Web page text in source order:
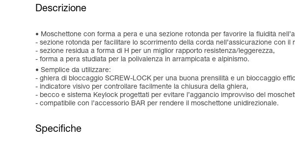
Descrizione
Moschettone con forma a pera e una sezione rotonda per favorire la fluidità
- sezione rotonda per facilitare lo scorrimento della corda nell’assicurazione con il
- sezione residua a forma di H per un miglior rapporto resistenza/leggerezza,
- forma a pera studiata per la polivalenza in arrampicata e alpinismo.
Semplice da utilizzare:
- ghiera di bloccaggio SCREW-LOCK per una buona prensilità e un bloccaggio
- indicatore visivo per controllare facilmente la chiusura della ghiera,
- becco e sistema Keylock progettati per evitare l’aggancio improvviso del
- compatibile con l’accessorio BAR per rendere il moschettone unidirezionale.
Specifiche